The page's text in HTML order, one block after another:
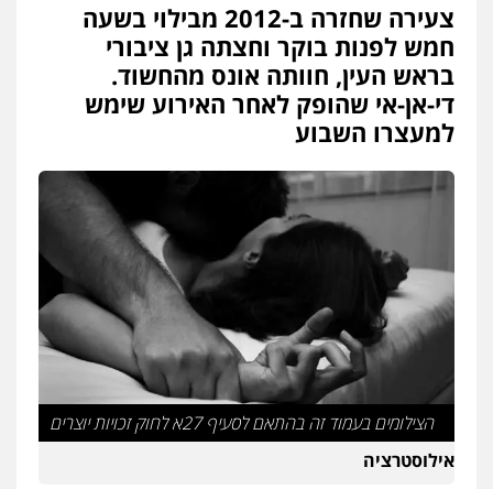
עו"ד דפנה לביא
משפחה גישור
0507206063
עו"ד זוהר ארבל
קטינים
0538788878
עו"ד אסף דוק
סמים והימורים
חקירות ומעצרים צווארון לבן והונאה
0526885006
עו"ד שלי גורביץ – לוי
פשיעה חמורה
וחקירות צבאי תעבורה
צעירה שחזרה ב-2012 מבילוי בשעה
חמש לפנות בוקר וחצתה גן ציבורי
בראש העין, חוותה אונס מהחשוד.
די-אן-אי שהופק לאחר האירוע שימש
למעצרו השבוע
הצילומים בעמוד זה בהתאם לסעיף 27א לחוק זכויות יוצרים
אילוסטרציה